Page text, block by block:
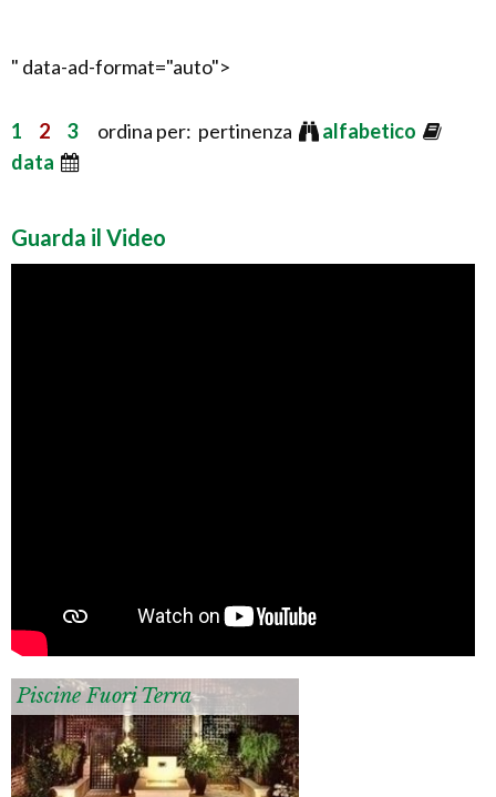
" data-ad-format="auto">
1 2 3ordina per: pertinenza
alfabetico
data
Guarda il Video
Piscine Fuori Terra